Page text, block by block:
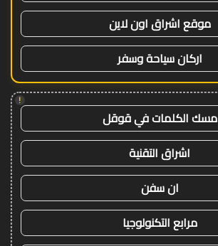
موقع اشراق اون لاين
اركان سياحة وسفر
!
مسك الكلمات في قوقل
اشراق التقنية
ان سفن
مرابع التكنولوجيا